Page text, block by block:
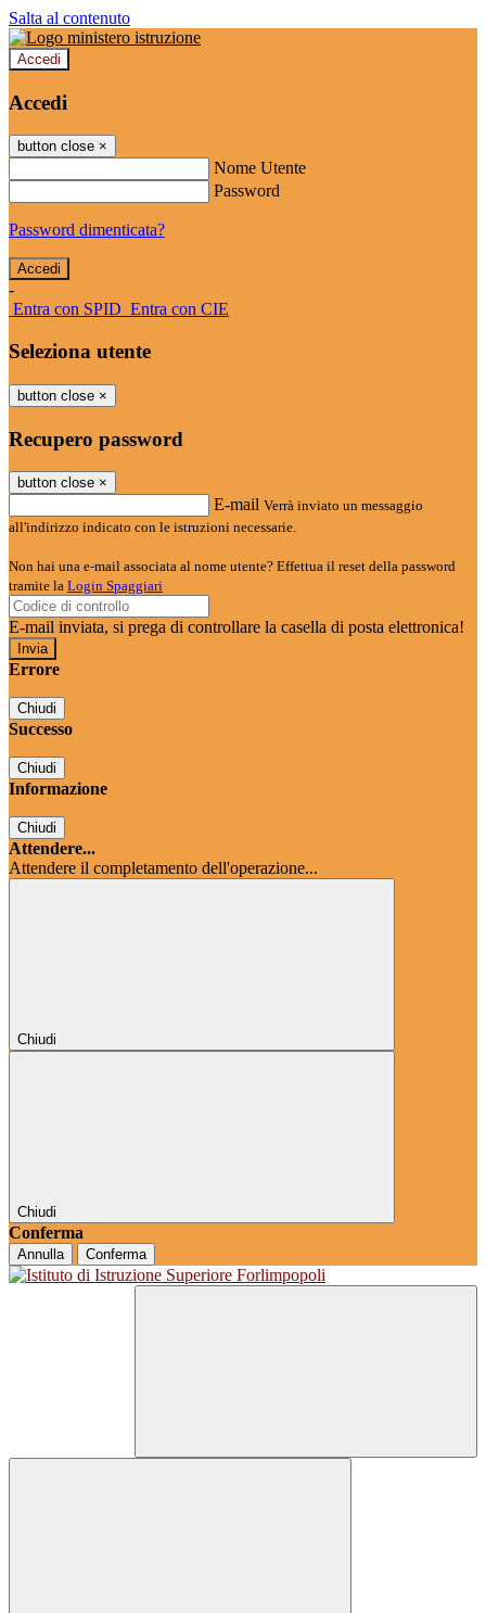
Salta al contenuto
Accedi
Accedi
button close ×
Nome Utente
Password
Password dimenticata?
-
Entra con SPID Entra con CIE
Seleziona utente
button close ×
Recupero password
button close ×
E-mail Verrà inviato un messaggio
all'indirizzo indicato con le istruzioni necessarie.
Non hai una e-mail associata al nome utente? Effettua il reset della password
tramite la Login Spaggiari
E-mail inviata, si prega di controllare la casella di posta elettronica!
Errore
Chiudi
Successo
Chiudi
Informazione
Chiudi
Attendere...
Attendere il completamento dell'operazione...
Chiudi
Chiudi
Conferma
Annulla Conferma